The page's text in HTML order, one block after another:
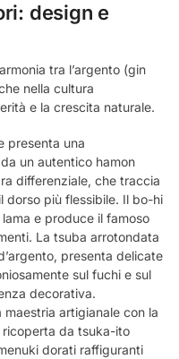
design e
tra l’argento (gin
nella cultura
e la crescita naturale.
presenta una
un autentico hamon
differenziale, che traccia
dorso più flessibile. Il bo-hi
e produce il famoso
La tsuba arrotondata
presenta delicate
sul fuchi e sul
decorativa.
maestria artigianale con la
ricoperta da tsuka-ito
dorati raffiguranti